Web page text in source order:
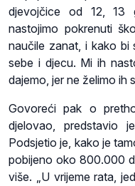
djevojčice od 12, 13
nastojimo pokrenuti
naučile zanat, i kako bi
sebe i djecu. Mi ih
dajemo, jer ne želimo ih
Govoreći pak o
djelovao, predstavio
Podsjetio je, kako je
pobijeno oko 800.000
više. „U vrijeme rata,